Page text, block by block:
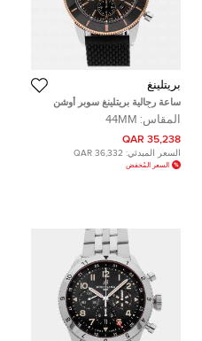
بريتلينغ
ساعة رجالية بريتلينغ سوبر أوشن
هيريتاج أوتوماتيكية 44 مم مستعملة
المقاس: 44MM
35,238 QAR
السعر المبدئي: 36,332 QAR
السعر المُخفض